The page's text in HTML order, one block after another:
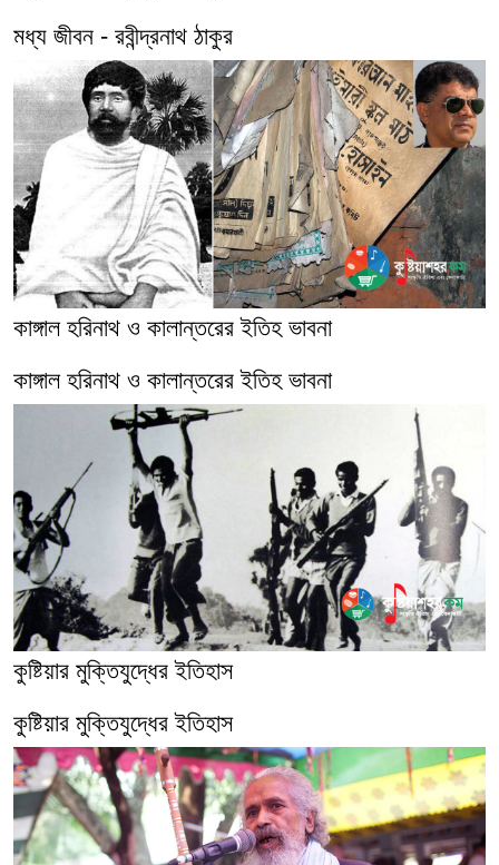
মধ্য জীবন - রবীন্দ্রনাথ ঠাকুর
কাঙ্গাল হরিনাথ ও কালান্তরের ইতিহ ভাবনা
কাঙ্গাল হরিনাথ ও কালান্তরের ইতিহ ভাবনা
কুষ্টিয়ার মুক্তিযুদ্ধের ইতিহাস
কুষ্টিয়ার মুক্তিযুদ্ধের ইতিহাস